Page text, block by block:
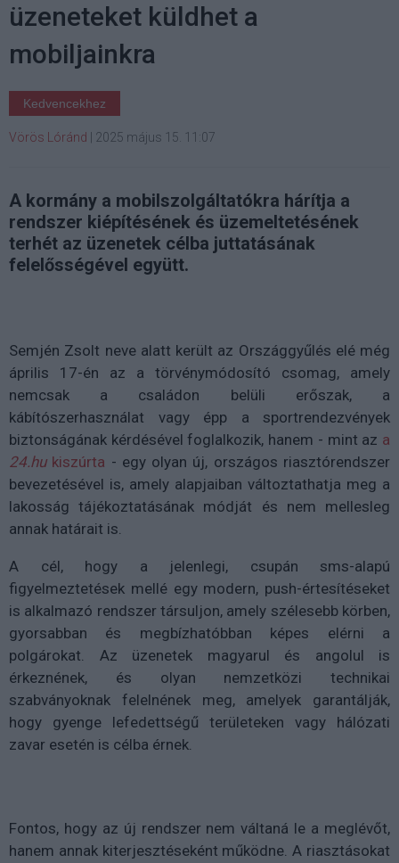
üzeneteket küldhet a
mobiljainkra
Kedvencekhez
Vörös Lóránd 2025 május 15. 11:07
A kormány a mobilszolgáltatókra hárítja a
rendszer kiépítésének és üzemeltetésének
terhét az üzenetek célba juttatásának
felelősségével együtt.
Semjén Zsolt neve alatt került az Országgyűlés elé még
április 17-én az a törvénymódosító csomag, amely
nemcsak a családon belüli erőszak, a
kábítószerhasználat vagy épp a sportrendezvények
biztonságának kérdésével foglalkozik, hanem - mint az a
24.hukiszúrta - egy olyan új, országos riasztórendszer
bevezetésével is, amely alapjaiban változtathatja meg a
lakosság tájékoztatásának módját és nem mellesleg
annak határait is.
A cél, hogy a jelenlegi, csupán sms-alapú
figyelmeztetések mellé egy modern, push-értesítéseket
is alkalmazó rendszer társuljon, amely szélesebb körben,
gyorsabban és megbízhatóbban képes elérni a
polgárokat. Az üzenetek magyarul és angolul is
érkeznének, és olyan nemzetközi technikai
szabványoknak felelnének meg, amelyek garantálják,
hogy gyenge lefedettségű területeken vagy hálózati
zavar esetén is célba érnek.
Fontos, hogy az új rendszer nem váltaná le a meglévőt,
hanem annak kiterjesztéseként működne. A riasztásokat